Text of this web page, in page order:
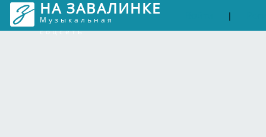
НА ЗАВАЛИНКЕ
Музыкальная
соцсеть
|